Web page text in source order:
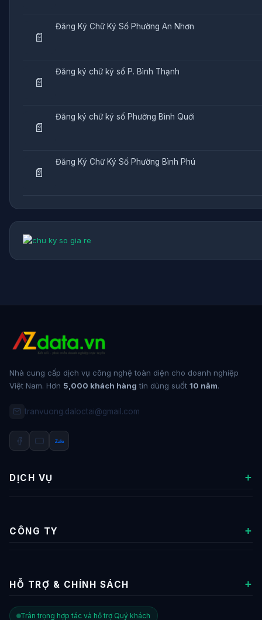
📄
Đăng Ký Chữ Ký Số Phường An Nhơn
📄
Đăng ký chữ ký số P. Bình Thạnh
📄
Đăng ký chữ ký số Phường Bình Quới
📄
Đăng Ký Chữ Ký Số Phường Bình Phú
Nhà cung cấp dịch vụ công nghệ toàn diện cho doanh nghiệp
Việt Nam. Hơn 5,000 khách hàng tin dùng suốt 10 năm.
tranvuong.daloctai@gmail.com
Zalo
DỊCH VỤ
Tổng đài ảo
CÔNG TY
Kiểm tra đơn hàng
HỖ TRỢ & CHÍNH SÁCH
Chính sách bảo mật thông tin
Trân trọng hợp tác và hỗ trợ Quý khách